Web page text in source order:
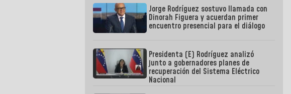
Jorge Rodríguez sostuvo llamada con
Dinorah Figuera y acuerdan primer
encuentro presencial para el diálogo
Presidenta (E) Rodríguez analizó
junto a gobernadores planes de
recuperación del Sistema Eléctrico
Nacional